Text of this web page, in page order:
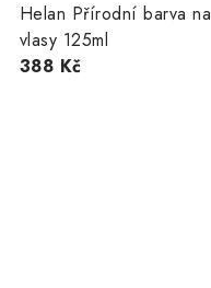
Helan Přírodní barva na
vlasy 125ml
388 Kč